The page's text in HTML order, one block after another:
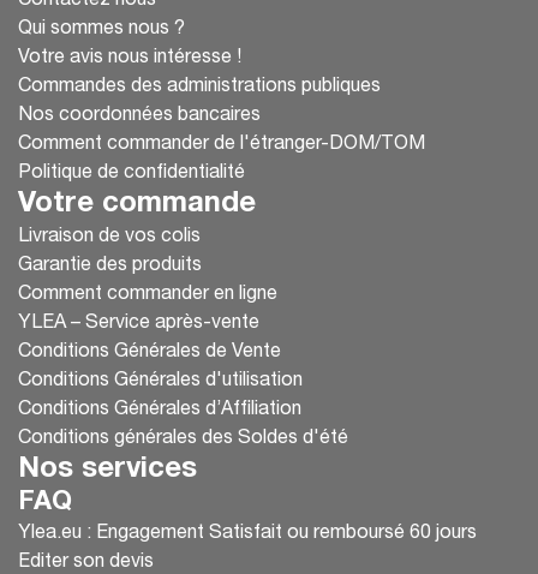
Qui sommes nous ?
Votre avis nous intéresse !
Commandes des administrations publiques
Nos coordonnées bancaires
Comment commander de l'étranger-DOM/TOM
Politique de confidentialité
Votre commande
Livraison de vos colis
Garantie des produits
Comment commander en ligne
YLEA – Service après-vente
Conditions Générales de Vente
Conditions Générales d'utilisation
Conditions Générales d’Affiliation
Conditions générales des Soldes d'été
Nos services
FAQ
Ylea.eu : Engagement Satisfait ou remboursé 60 jours
Editer son devis